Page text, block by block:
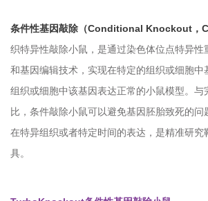
条件性基因敲除（Conditional Knockout，
织特异性敲除小鼠，是通过染色体位点特异
和基因编辑技术，实现在特定的组织或细胞中
组织或细胞中该基因表达正常的小鼠模型。与
比，条件敲除小鼠可以避免基因胚胎致死的问
在特异组织或者特定时间的表达，是精准研究
具。